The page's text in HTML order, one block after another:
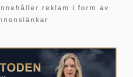
reklam i form av